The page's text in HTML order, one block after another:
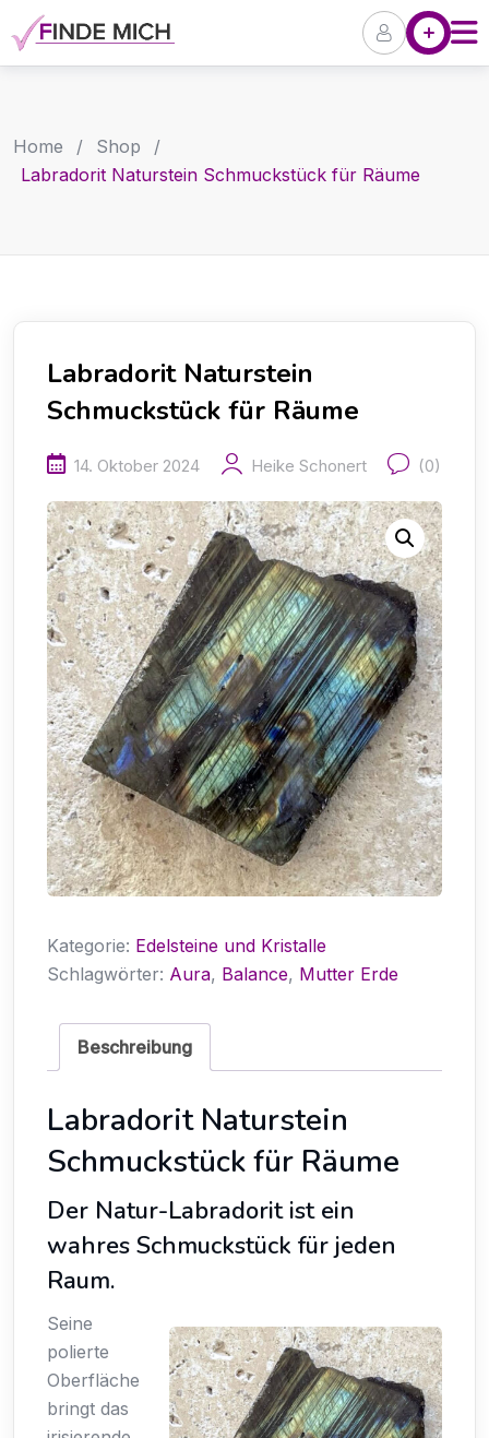
to
content
Angebote
Home / Shop
/
Labradorit Naturstein Schmuckstück für Räume
Labradorit Naturstein
Schmuckstück für Räume
14. Oktober 2024 Heike Schonert (0)
Kategorie: Edelsteine und Kristalle
Schlagwörter: Aura, Balance, Mutter Erde
Beschreibung
Labradorit Naturstein
Schmuckstück für Räume
Der Natur-Labradorit ist ein
wahres Schmuckstück für jeden
Raum.
Seine
polierte
Oberfläche
bringt das